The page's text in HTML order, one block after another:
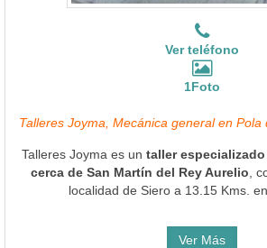
Ver teléfono
1Foto
Talleres Joyma, Mecánica general en Pola
Talleres Joyma es un taller
cerca de San Martín del Rey Aurelio ,
localidad de Siero a 13.15 Kms.
Ver Más